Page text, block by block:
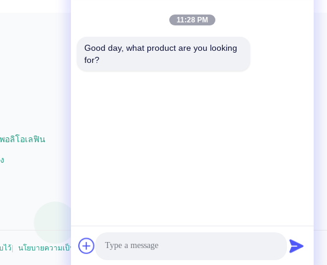
อลิโอเลฟิน
ไว้ นโยบายความเป็นส่วนตัว
11:28 PM
Good day, what product are you looking
for?